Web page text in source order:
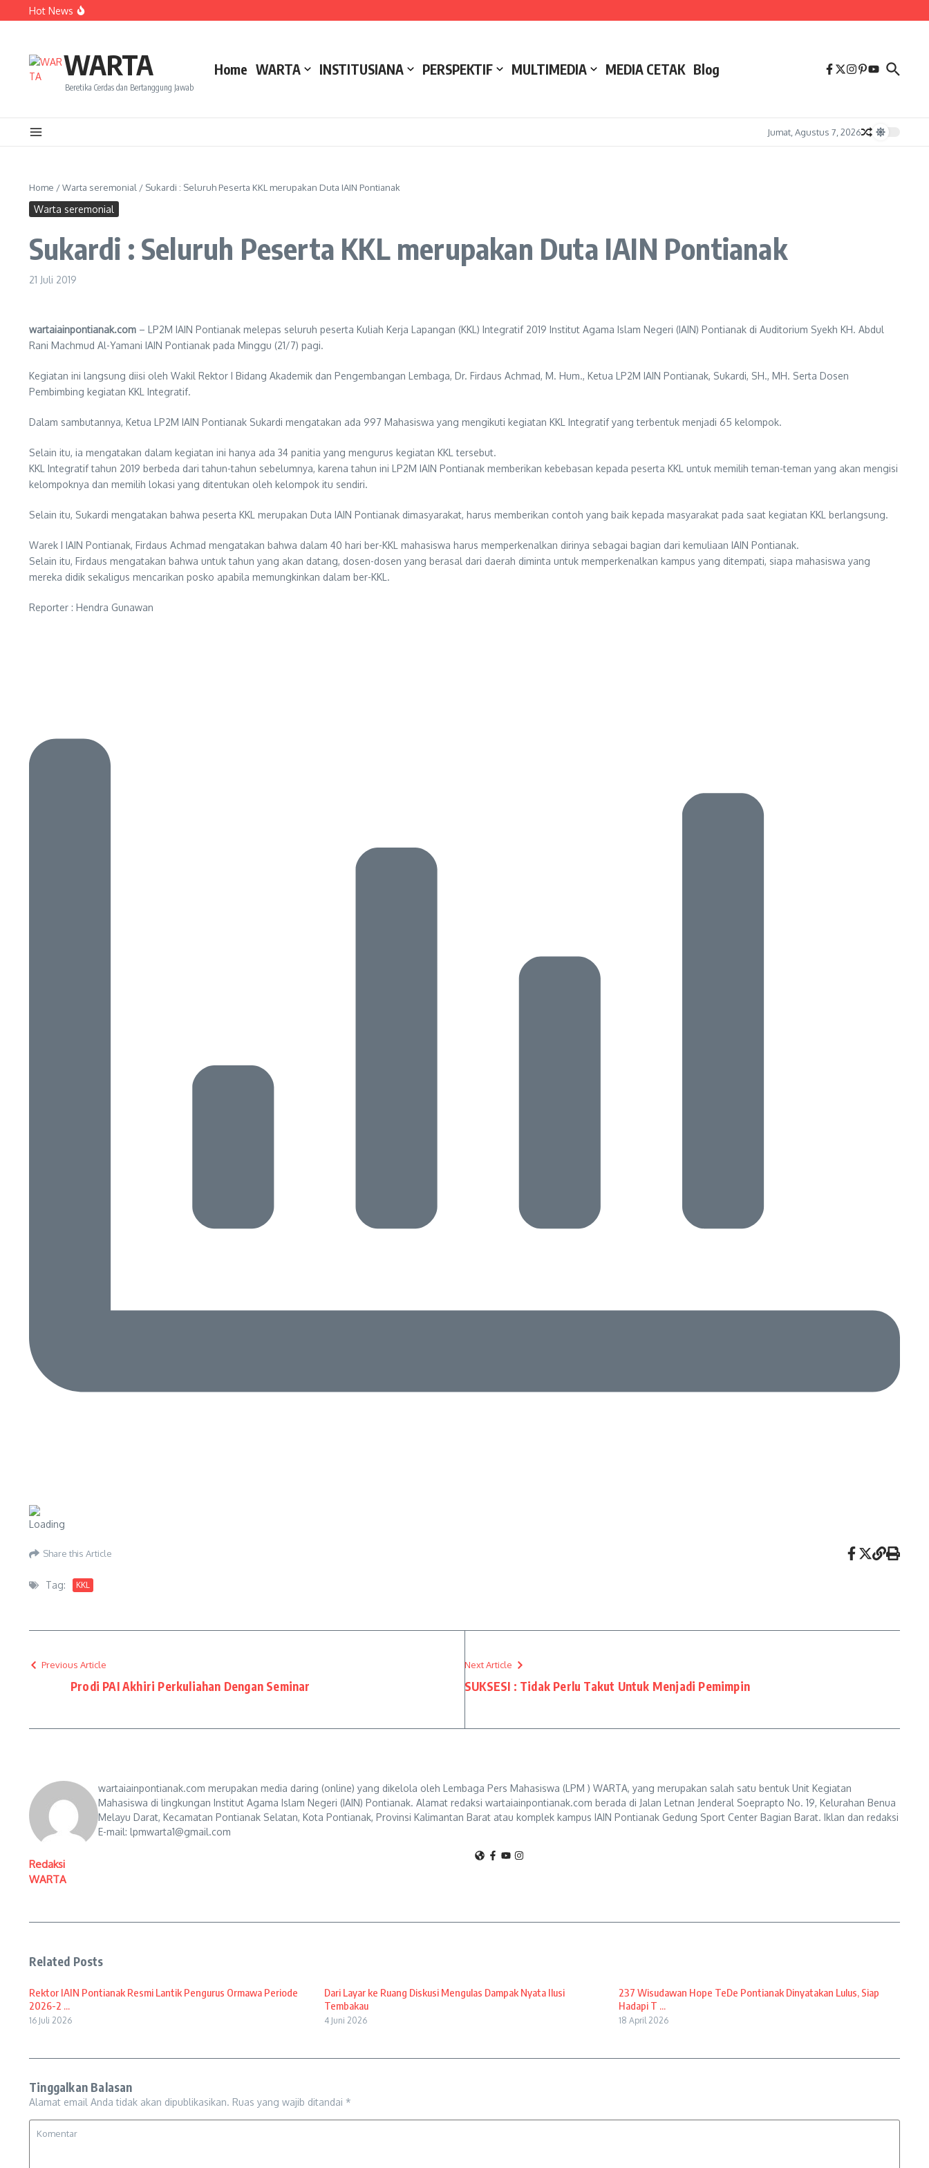
Lewati ke konten
Hot News
Amanah Baru Arskal Salim untuk Kemajuan IAIN Pontianak
WARTA
Beretika Cerdas dan Bertanggung Jawab
Home WARTA INSTITUSIANA PERSPEKTIF MULTIMEDIA MEDIA CETAK Blog
Jumat, Agustus 7, 2026
Home /Warta seremonial / Sukardi : Seluruh Peserta KKL merupakan Duta IAIN Pontianak
Warta seremonial
Sukardi : Seluruh Peserta KKL merupakan Duta IAIN Pontianak
21 Juli 2019
wartaiainpontianak.com – LP2M IAIN Pontianak melepas seluruh peserta Kuliah Kerja Lapangan (KKL) Integratif 2019 Institut Agama Islam Negeri (IAIN) Pontianak di Auditorium Syekh KH. Abdul
Rani Machmud Al-Yamani IAIN Pontianak pada Minggu (21/7) pagi.
Kegiatan ini langsung diisi oleh Wakil Rektor I Bidang Akademik dan Pengembangan Lembaga, Dr. Firdaus Achmad, M. Hum., Ketua LP2M IAIN Pontianak, Sukardi, SH., MH. Serta Dosen
Pembimbing kegiatan KKL Integratif.
Dalam sambutannya, Ketua LP2M IAIN Pontianak Sukardi mengatakan ada 997 Mahasiswa yang mengikuti kegiatan KKL Integratif yang terbentuk menjadi 65 kelompok.
Selain itu, ia mengatakan dalam kegiatan ini hanya ada 34 panitia yang mengurus kegiatan KKL tersebut.
KKL Integratif tahun 2019 berbeda dari tahun-tahun sebelumnya, karena tahun ini LP2M IAIN Pontianak memberikan kebebasan kepada peserta KKL untuk memilih teman-teman yang akan mengisi
kelompoknya dan memilih lokasi yang ditentukan oleh kelompok itu sendiri.
Selain itu, Sukardi mengatakan bahwa peserta KKL merupakan Duta IAIN Pontianak dimasyarakat, harus memberikan contoh yang baik kepada masyarakat pada saat kegiatan KKL berlangsung.
Warek I IAIN Pontianak, Firdaus Achmad mengatakan bahwa dalam 40 hari ber-KKL mahasiswa harus memperkenalkan dirinya sebagai bagian dari kemuliaan IAIN Pontianak.
Selain itu, Firdaus mengatakan bahwa untuk tahun yang akan datang, dosen-dosen yang berasal dari daerah diminta untuk memperkenalkan kampus yang ditempati, siapa mahasiswa yang
mereka didik sekaligus mencarikan posko apabila memungkinkan dalam ber-KKL.
Reporter : Hendra Gunawan
Share this Article
Tag: KKL
Previous Article
Prodi PAI Akhiri Perkuliahan Dengan Seminar
Next Article
SUKSESI : Tidak Perlu Takut Untuk Menjadi Pemimpin
Redaksi
WARTA
wartaiainpontianak.com merupakan media daring (online) yang dikelola oleh Lembaga Pers Mahasiswa (LPM ) WARTA, yang merupakan salah satu bentuk Unit Kegiatan
Mahasiswa di lingkungan Institut Agama Islam Negeri (IAIN) Pontianak. Alamat redaksi wartaiainpontianak.com berada di Jalan Letnan Jenderal Soeprapto No. 19, Kelurahan Benua
Melayu Darat, Kecamatan Pontianak Selatan, Kota Pontianak, Provinsi Kalimantan Barat atau komplek kampus IAIN Pontianak Gedung Sport Center Bagian Barat. Iklan dan redaksi
E-mail: lpmwarta1@gmail.com
Related Posts
Rektor IAIN Pontianak Resmi Lantik Pengurus Ormawa Periode
2026-2 ...
16 Juli 2026
Dari Layar ke Ruang Diskusi Mengulas Dampak Nyata Ilusi
Tembakau
4 Juni 2026
237 Wisudawan Hope TeDe Pontianak Dinyatakan Lulus, Siap
Hadapi T ...
18 April 2026
Tinggalkan Balasan
Alamat email Anda tidak akan dipublikasikan. Ruas yang wajib ditandai *